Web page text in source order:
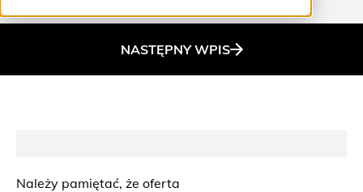
NASTĘPNYWPIS
Należy pamiętać, że oferta